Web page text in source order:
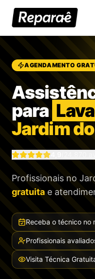
AGENDAMENTO
para
Jardim
Profissionais no
gratuita e
Receba o técnico no
Profissionais
Visita Técnica